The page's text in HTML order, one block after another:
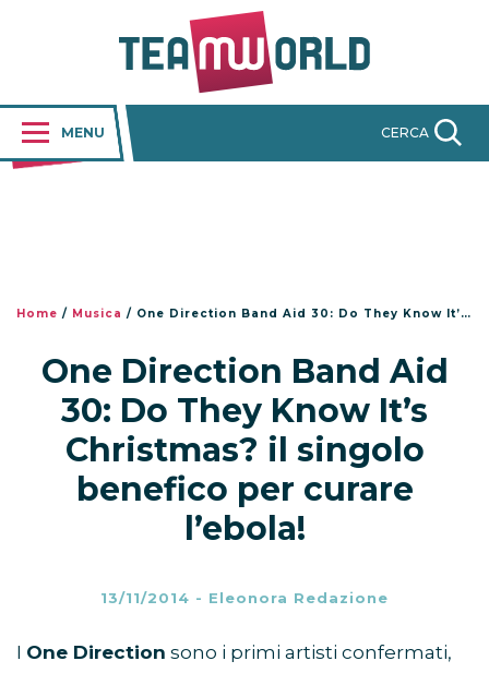
MENU CERCA
Home / Musica / One Direction Band Aid 30: Do They Know It’s Christmas? il singolo benefico per curare l’ebola!
One Direction Band Aid
30: Do They Know It’s
Christmas? il singolo
benefico per curare
l’ebola!
13/11/2014 - Eleonora Redazione
I One Direction sono i primi artisti confermati,